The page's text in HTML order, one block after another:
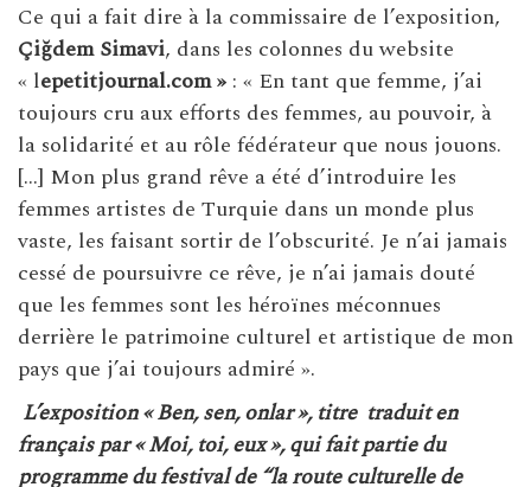
Ce qui a fait dire à la commissaire de l’exposition,
Çiğdem Simavi, dans les colonnes du website
« lepetitjournal.com » : « En tant que femme, j’ai
toujours cru aux efforts des femmes, au pouvoir, à
la solidarité et au rôle fédérateur que nous jouons.
[…] Mon plus grand rêve a été d’introduire les
femmes artistes de Turquie dans un monde plus
vaste, les faisant sortir de l’obscurité. Je n’ai jamais
cessé de poursuivre ce rêve, je n’ai jamais douté
que les femmes sont les héroïnes méconnues
derrière le patrimoine culturel et artistique de mon
pays que j’ai toujours admiré ».
L’exposition « Ben, sen, onlar », titre traduit en
français par « Moi, toi, eux », qui fait partie du
programme du festival de “la route culturelle de